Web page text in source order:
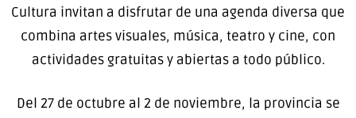
Cultura invitan a disfrutar de una agenda diversa que
combina artes visuales, música, teatro y cine, con
actividades gratuitas y abiertas a todo público.
Del 27 de octubre al 2 de noviembre, la provincia se